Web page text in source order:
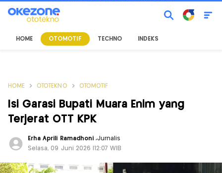
HOME OTOMOTIF TECHNO INDEKS
HOME OTOTEKNO OTOMOTIF
Isi Garasi Bupati Muara Enim yang
Terjerat OTT KPK
Erha Aprili Ramadhoni,Jurnalis
Selasa, 09 Juni 2026 |12:07 WIB